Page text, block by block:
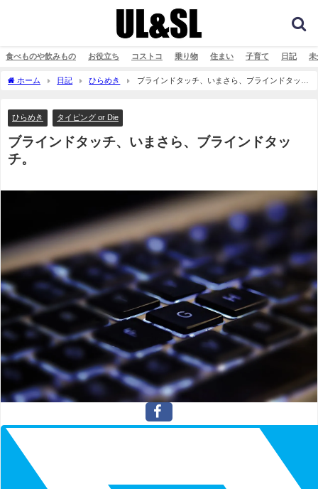
食べものや飲みもの お役立ち コストコ 乗り物 住まい 子育て 日記 未
ホーム 日記 ひらめき
ブラインドタッチ、いまさら、ブラインドタッ
ひらめき タイピング or Die
ブラインドタッチ、いまさら、ブラインドタッ
チ。